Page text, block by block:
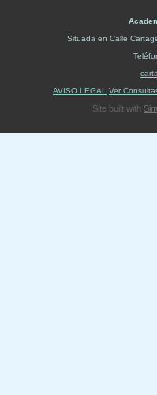
Situada en Calle
AVISO LEGAL
Ver
Site built with